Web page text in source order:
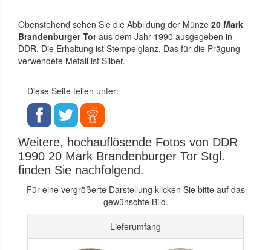
Obenstehend sehen Sie die Abbildung der Münze 20 Mark
Brandenburger Toraus dem Jahr 1990 ausgegeben in
DDR. Die Erhaltung ist Stempelglanz. Das für die Prägung
verwendete Metall ist Silber.
Diese Seite teilen unter:
Weitere, hochauflösende Fotos von DDR
1990 20 Mark Brandenburger Tor Stgl.
finden Sie nachfolgend.
Für eine vergrößerte Darstellung klicken Sie bitte auf das
gewünschte Bild.
Lieferumfang